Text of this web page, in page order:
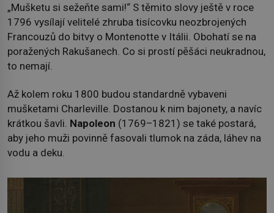
„Mušketu si sežeňte sami!“ S těmito slovy ještě v roce
1796 vysílají velitelé zhruba tisícovku neozbrojených
Francouzů do bitvy o Montenotte v Itálii. Obohatí se na
poražených Rakušanech. Co si prostí pěšáci neukradnou,
to nemají.
Až kolem roku 1800 budou standardně vybaveni
mušketami Charleville. Dostanou k nim bajonety, a navíc
krátkou šavli. Napoleon (1769–1821) se také postará,
aby jeho muži povinně fasovali tlumok na záda, láhev na
vodu a deku.